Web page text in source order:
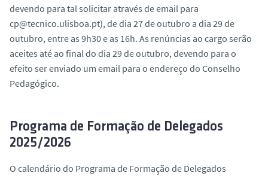
devendo para tal solicitar através de email para
cp@tecnico.ulisboa.pt), de dia 27 de outubro a dia 29 de
outubro, entre as 9h30 e as 16h. As renúncias ao cargo serão
aceites até ao final do dia 29 de outubro, devendo para o
efeito ser enviado um email para o endereço do Conselho
Pedagógico.
Programa de Formação de Delegados
2025/2026
O calendário do Programa de Formação de Delegados